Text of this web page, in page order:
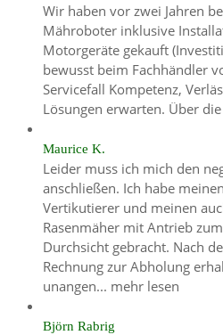
Wir haben vor zwei Jahren
Mähroboter inklusive
Motorgeräte gekauft
bewusst beim Fachhändler
Servicefall Kompetenz,
Lösungen erwarten. Über die
Maurice K.
Leider muss ich mich den
anschließen. Ich habe
Vertikutierer und meinen
Rasenmäher mit Antrieb
Durchsicht gebracht. Nach
Rechnung zur Abholung
unangen... mehr lesen
Björn Rabrig